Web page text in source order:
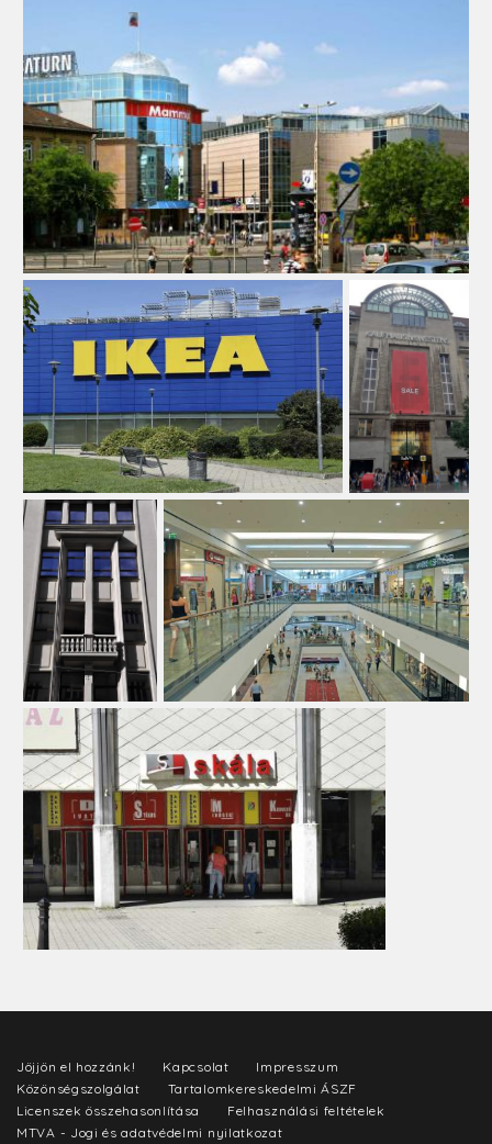
Jöjjön el hozzánk! Kapcsolat
Impresszum
Közönségszolgálat
Tartalomkereskedelmi ÁSZF
Licenszek összehasonlítása
Felhasználási feltételek
MTVA - Jogi és adatvédelmi nyilatkozat